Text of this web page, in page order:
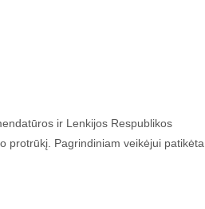
ir Lenkijos Respublikos
protrūkį. Pagrindiniam veikėjui patikėta